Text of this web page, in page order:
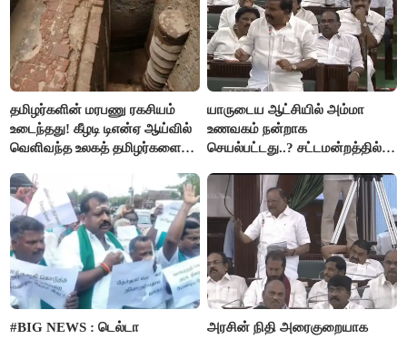
தமிழர்களின் மரபணு ரகசியம்
உடைந்தது! கீழடி டிஎன்ஏ ஆய்வில்
வெளிவந்த உலகத் தமிழர்களை
யாருடைய ஆட்சியில் அம்மா
உணவகம் நன்றாக
செயல்பட்டது..? சட்டமன்றத்தில்
#BIG NEWS : டெல்டா
அரசின் நிதி அரைகுறையாக